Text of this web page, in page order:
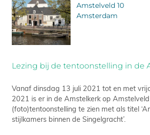
Amstelveld 10
Amsterdam
Lezing bij de tentoonstelling in de
Vanaf dinsdag 13 juli 2021 tot en met
2021 is er in de Amstelkerk op
(foto)tentoonstelling te zien met als titel
stijlkamers binnen de Singelgracht’.